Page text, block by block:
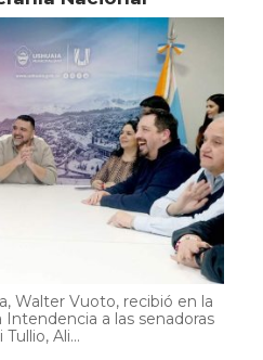
Walter Vuoto, recibió en la
Intendencia a las senadoras
Ali...